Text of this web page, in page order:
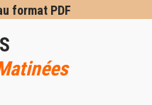
format PDF